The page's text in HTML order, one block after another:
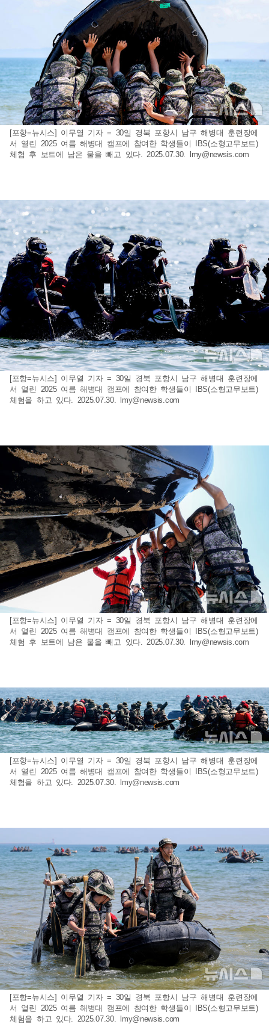
[포항=뉴시스] 이무열 기자 = 30일 경북 포항시 남구 해병대 훈련장에
서 열린 2025 여름 해병대 캠프에 참여한 학생들이 IBS(소형고무보트)
체험 후 보트에 남은 물을 빼고 있다. 2025.07.30.
lmy@newsis.com
[포항=뉴시스] 이무열 기자 = 30일 경북 포항시 남구 해병대 훈련장에
서 열린 2025 여름 해병대 캠프에 참여한 학생들이 IBS(소형고무보트)
체험을 하고 있다. 2025.07.30.
lmy@newsis.com
[포항=뉴시스] 이무열 기자 = 30일 경북 포항시 남구 해병대 훈련장에
서 열린 2025 여름 해병대 캠프에 참여한 학생들이 IBS(소형고무보트)
체험 후 보트에 남은 물을 빼고 있다. 2025.07.30.
lmy@newsis.com
[포항=뉴시스] 이무열 기자 = 30일 경북 포항시 남구 해병대 훈련장에
서 열린 2025 여름 해병대 캠프에 참여한 학생들이 IBS(소형고무보트)
체험을 하고 있다. 2025.07.30.
lmy@newsis.com
[포항=뉴시스] 이무열 기자 = 30일 경북 포항시 남구 해병대 훈련장에
서 열린 2025 여름 해병대 캠프에 참여한 학생들이 IBS(소형고무보트)
체험을 하고 있다. 2025.07.30.
lmy@newsis.com